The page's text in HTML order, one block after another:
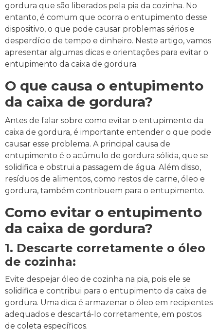
gordura que são liberados pela pia da cozinha. No
entanto, é comum que ocorra o entupimento desse
dispositivo, o que pode causar problemas sérios e
desperdício de tempo e dinheiro. Neste artigo, vamos
apresentar algumas dicas e orientações para evitar o
entupimento da caixa de gordura.
O que causa o entupimento
da caixa de gordura?
Antes de falar sobre como evitar o entupimento da
caixa de gordura, é importante entender o que pode
causar esse problema. A principal causa de
entupimento é o acúmulo de gordura sólida, que se
solidifica e obstrui a passagem de água. Além disso,
resíduos de alimentos, como restos de carne, óleo e
gordura, também contribuem para o entupimento.
Como evitar o entupimento
da caixa de gordura?
1. Descarte corretamente o óleo
de cozinha:
Evite despejar óleo de cozinha na pia, pois ele se
solidifica e contribui para o entupimento da caixa de
gordura. Uma dica é armazenar o óleo em recipientes
adequados e descartá-lo corretamente, em postos
de coleta específicos.